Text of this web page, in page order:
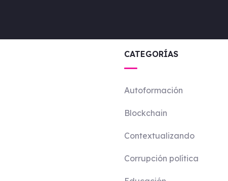
CATEGORÍAS
Autoformación
Blockchain
Contextualizando
Corrupción política